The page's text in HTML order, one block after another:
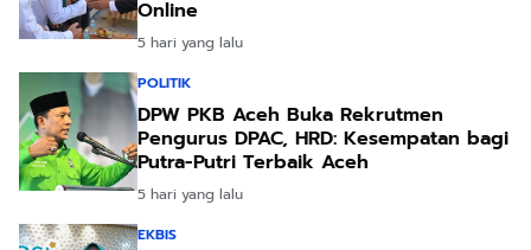
Online
5 hari yang lalu
POLITIK
DPW PKB Aceh Buka Rekrutmen
Pengurus DPAC, HRD: Kesempatan bagi
Putra-Putri Terbaik Aceh
5 hari yang lalu
EKBIS